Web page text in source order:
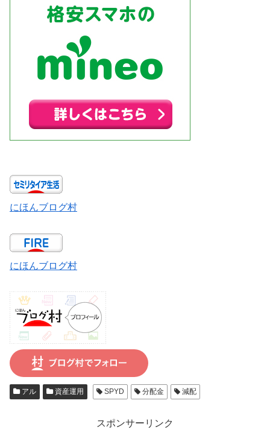
にほんブログ村
にほんブログ村
アル 資産運用 SPYD 分配金 減配
スポンサーリンク